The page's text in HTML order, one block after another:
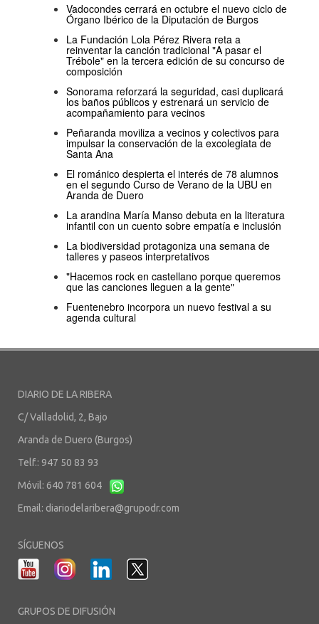
Vadocondes cerrará en octubre el nuevo ciclo de
Órgano Ibérico de la Diputación de Burgos
La Fundación Lola Pérez Rivera reta a
reinventar la canción tradicional "A pasar el
Trébole" en la tercera edición de su concurso de
composición
Sonorama reforzará la seguridad, casi duplicará
los baños públicos y estrenará un servicio de
acompañamiento para vecinos
Peñaranda moviliza a vecinos y colectivos para
impulsar la conservación de la excolegiata de
Santa Ana
El románico despierta el interés de 78 alumnos
en el segundo Curso de Verano de la UBU en
Aranda de Duero
La arandina María Manso debuta en la literatura
infantil con un cuento sobre empatía e inclusión
La biodiversidad protagoniza una semana de
talleres y paseos interpretativos
"Hacemos rock en castellano porque queremos
que las canciones lleguen a la gente"
Fuentenebro incorpora un nuevo festival a su
agenda cultural
DIARIO DE LA RIBERA
C/ Valladolid, 2, Bajo
Aranda de Duero (Burgos)
Telf.: 947 50 83 93
Móvil: 640 781 604
Email: diariodelaribera@grupodr.com
SÍGUENOS
GRUPOS DE DIFUSIÓN